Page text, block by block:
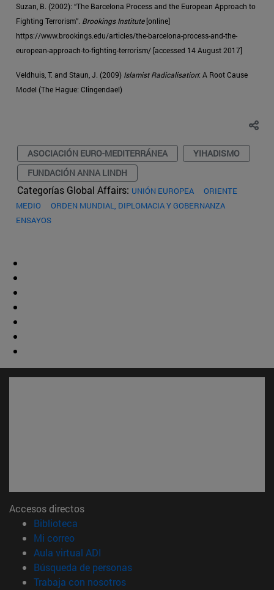
Suzan, B. (2002): “The Barcelona Process and the European Approach to
Fighting Terrorism”. Brookings Institute[online]
https://www.brookings.edu/articles/the-barcelona-process-and-the-
european-approach-to-fighting-terrorism/ [accessed 14 August 2017]
Veldhuis, T. and Staun, J. (2009) Islamist Radicalisation: A Root Cause
Model (The Hague: Clingendael)
ASOCIACIÓN EURO-MEDITERRÁNEA
YIHADISMO
FUNDACIÓN ANNA LINDH
Categorías Global Affairs: UNIÓN EUROPEA
ORIENTE
MEDIO
ORDEN MUNDIAL, DIPLOMACIA Y GOBERNANZA
ENSAYOS
Accesos directos
Biblioteca
Mi correo(abre en nueva ventana)
Aula virtual ADI
Búsqueda de personas(abre en nueva ventana)
Trabaja con nosotros(abre en nueva ventana)